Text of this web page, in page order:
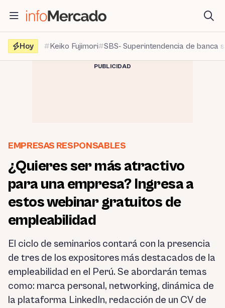
contenido
Hoy
Keiko Fujimori SBS- Superintendencia de banca
PUBLICIDAD
EMPRESAS RESPONSABLES
¿Quieres ser más atractivo
para una empresa? Ingresa a
estos webinar gratuitos de
empleabilidad
El ciclo de seminarios contará con la presencia
de tres de los expositores más destacados de la
empleabilidad en el Perú. Se abordarán temas
como: marca personal, networking, dinámica de
la plataforma LinkedIn, redacción de un CV de